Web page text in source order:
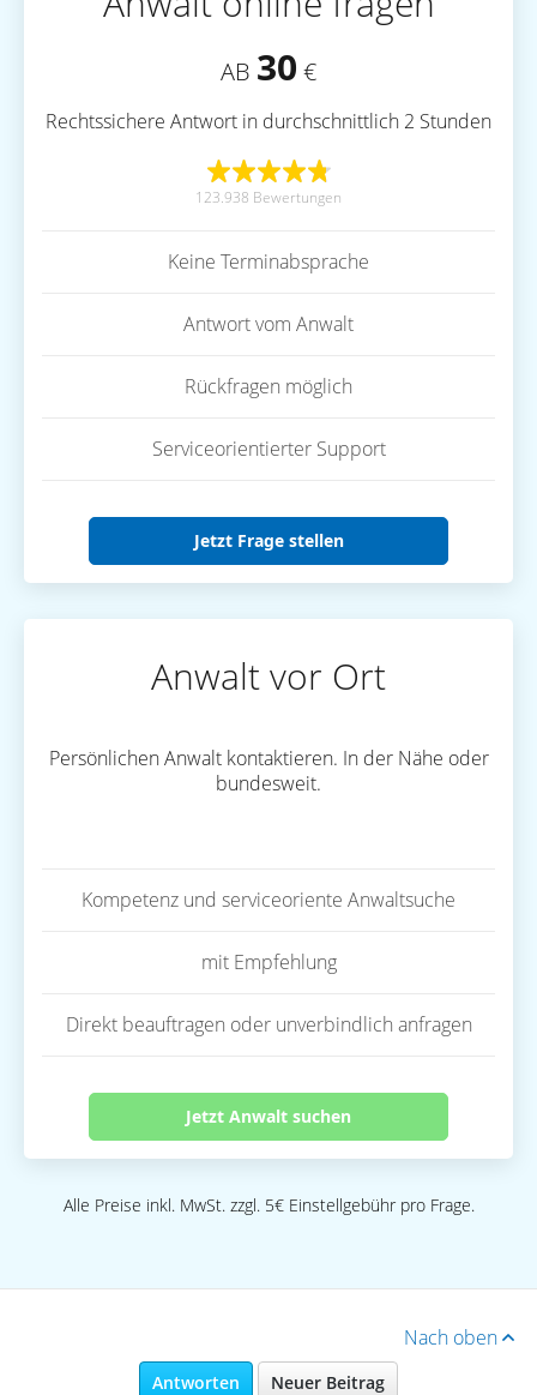
AB 30 €
Rechtssichere Antwort in durchschnittlich 2 Stunden
123.938 Bewertungen
Keine Terminabsprache
Antwort vom Anwalt
Rückfragen möglich
Serviceorientierter Support
Jetzt Frage stellen
Anwalt vor Ort
Persönlichen Anwalt kontaktieren. In der Nähe oder
bundesweit.
Kompetenz und serviceoriente Anwaltsuche
mit Empfehlung
Direkt beauftragen oder unverbindlich anfragen
Jetzt Anwalt suchen
Alle Preise inkl. MwSt. zzgl. 5€ Einstellgebühr pro Frage.
Nach oben
Antworten Neuer Beitrag